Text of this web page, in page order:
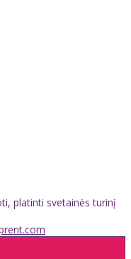
platinti svetainės turinį